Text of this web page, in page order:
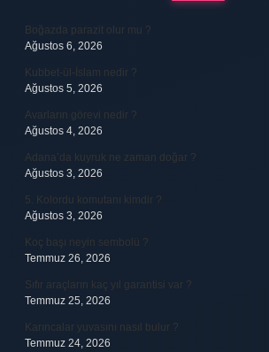
Boğazda parazit olur mu ?
Ağustos 6, 2026
Kubbet-ül-İslam nedir ?
Ağustos 5, 2026
Avarların görevi nedir ?
Ağustos 4, 2026
Adana’da kuyruk ne zaman doğar ?
Ağustos 3, 2026
5. Kolordu komutanı kimdir ?
Ağustos 3, 2026
Koç başı neyin sembolü ?
Temmuz 26, 2026
Sıfır araçların kaç yıl garantisi var ?
Temmuz 25, 2026
Karıncalar yuvasını nasıl bulur ?
Temmuz 24, 2026